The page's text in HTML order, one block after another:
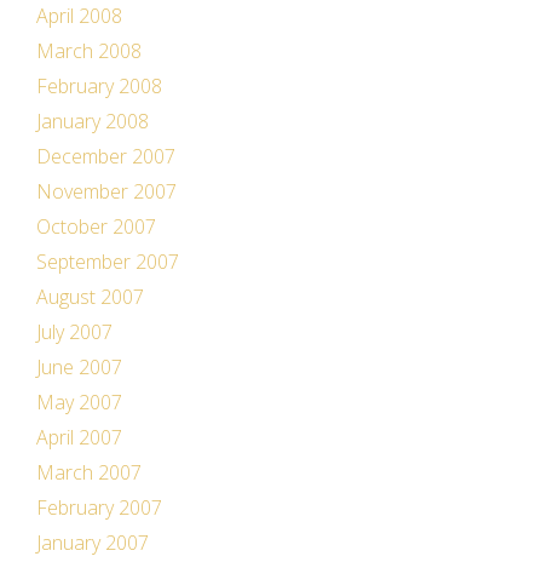
April 2008
March 2008
February 2008
January 2008
December 2007
November 2007
October 2007
September 2007
August 2007
July 2007
June 2007
May 2007
April 2007
March 2007
February 2007
January 2007